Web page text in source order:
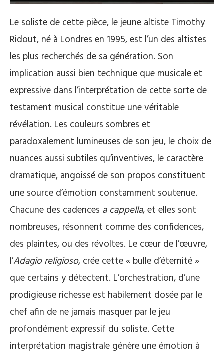
Le soliste de cette pièce, le jeune altiste Timothy
Ridout, né à Londres en 1995, est l’un des altistes
les plus recherchés de sa génération. Son
implication aussi bien technique que musicale et
expressive dans l’interprétation de cette sorte de
testament musical constitue une véritable
révélation. Les couleurs sombres et
paradoxalement lumineuses de son jeu, le choix de
nuances aussi subtiles qu’inventives, le caractère
dramatique, angoissé de son propos constituent
une source d’émotion constamment soutenue.
Chacune des cadences a cappella, et elles sont
nombreuses, résonnent comme des confidences,
des plaintes, ou des révoltes. Le cœur de l’œuvre,
l’Adagio religioso, crée cette « bulle d’éternité »
que certains y détectent. L’orchestration, d’une
prodigieuse richesse est habilement dosée par le
chef afin de ne jamais masquer par le jeu
profondément expressif du soliste. Cette
interprétation magistrale génère une émotion à